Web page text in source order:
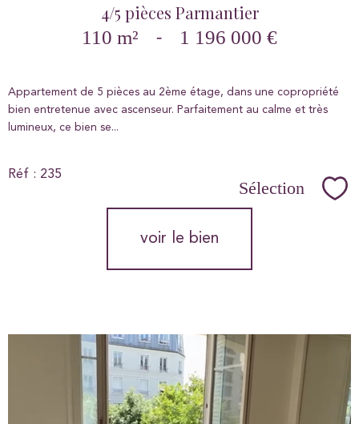
4/5 pièces Parmantier
110 m²
- 1 196 000 €
Appartement de 5 pièces au 2ème étage, dans une copropriété
bien entretenue avec ascenseur. Parfaitement au calme et très
lumineux, ce bien se...
Réf : 235
Sélection
voir le bien